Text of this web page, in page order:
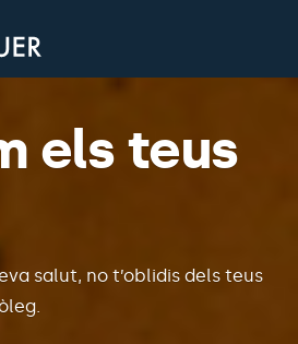
els teus
salut, no t’oblidis dels teus